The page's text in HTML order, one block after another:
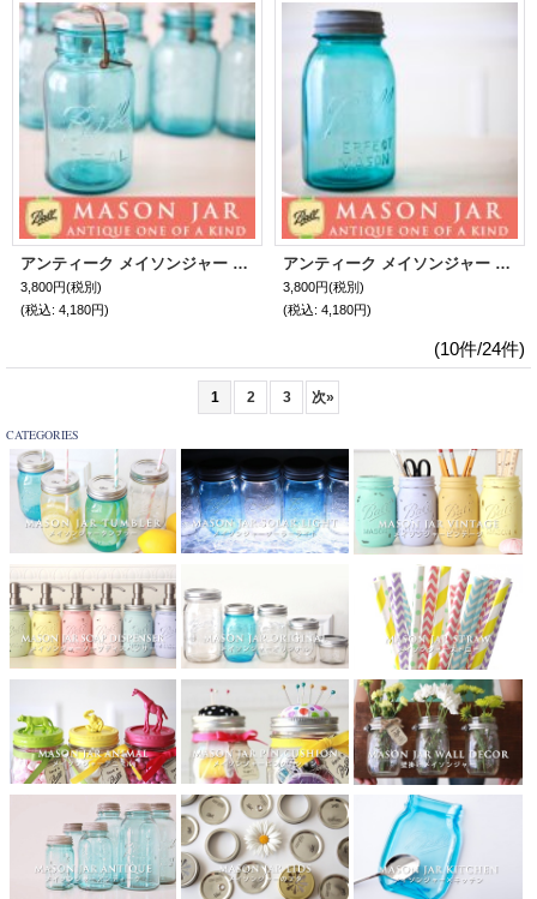
アンティーク メイソンジャー Ball Mason jar ビンテージ Quart(クォート) ワイヤー型 ブルー×ホワイト蓋
3,800円(税別)
(税込: 4,180円)
アンティーク メイソンジャー Ball Mason jar ビンテージ Quart(クォート) Zinc蓋つき ブルー
3,800円(税別)
(税込: 4,180円)
(10件/24件)
1 2 3 次»
CATEGORIES